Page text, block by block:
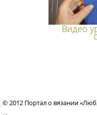
Видео
© 2012 Портал о вязании